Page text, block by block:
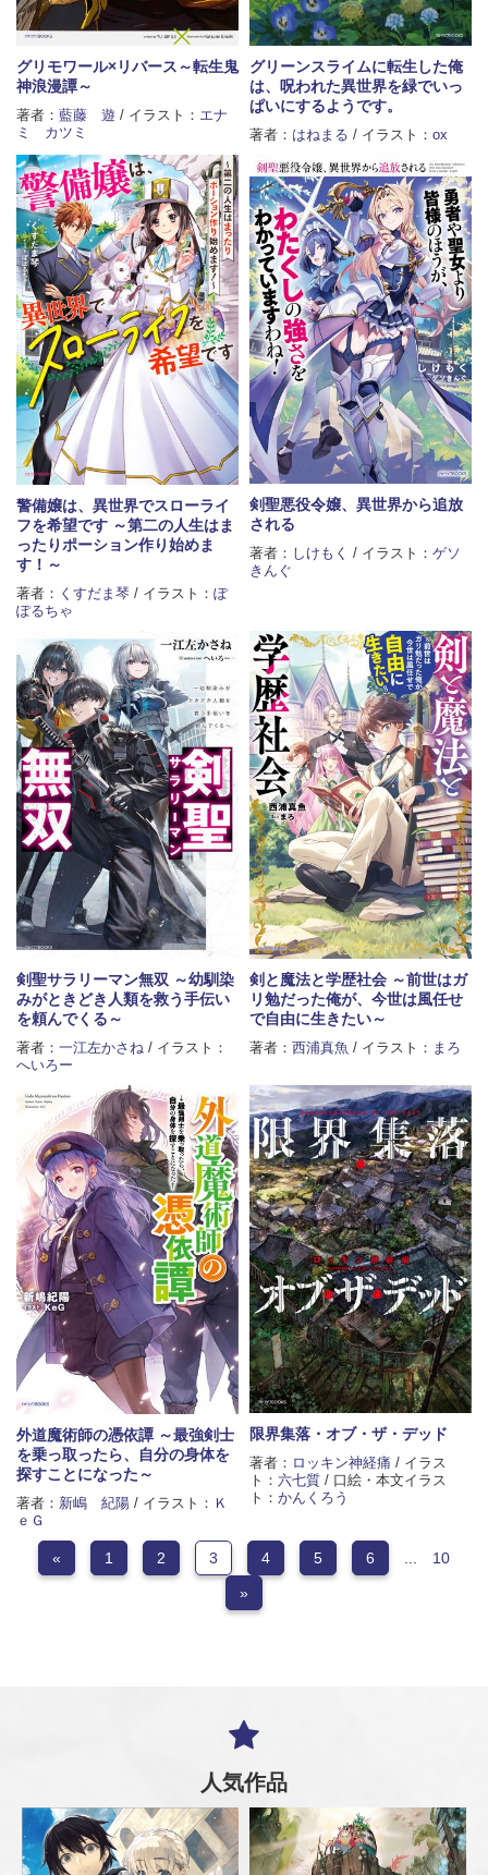
グリモワール×リバース～転生鬼
神浪漫譚～
著者： 藍藤 遊 / イラスト： エナ
ミ カツミ
グリーンスライムに転生した俺
は、呪われた異世界を緑でいっ
ぱいにするようです。
著者： はねまる / イラスト： ox
警備嬢は、異世界でスローライ
フを希望です ～第二の人生はま
ったりポーション作り始めま
す！～
著者： くすだま琴 / イラスト： ぽ
ぽるちゃ
剣聖悪役令嬢、異世界から追放
される
著者： しけもく / イラスト： ゲソ
きんぐ
剣聖サラリーマン無双 ～幼馴染
みがときどき人類を救う手伝い
を頼んでくる～
著者： 一江左かさね / イラスト：
へいろー
剣と魔法と学歴社会 ～前世はガ
リ勉だった俺が、今世は風任せ
で自由に生きたい～
著者： 西浦真魚 / イラスト： まろ
外道魔術師の憑依譚 ～最強剣士
を乗っ取ったら、自分の身体を
探すことになった～
著者： 新嶋 紀陽 / イラスト： Ｋ
ｅＧ
限界集落・オブ・ザ・デッド
著者： ロッキン神経痛 / イラス
ト： 六七質 / 口絵・本文イラス
ト： かんくろう
« 1 2 3 4 5 6
10
»
人気作品